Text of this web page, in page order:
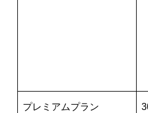
プレミアムプラン